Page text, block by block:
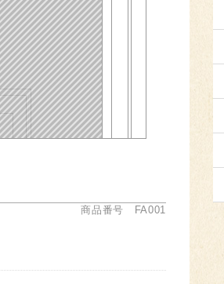
商品番号 FA001